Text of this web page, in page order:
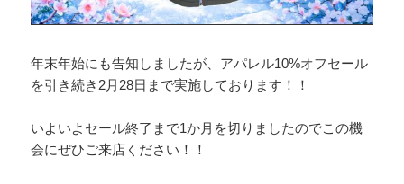
年末年始にも告知しましたが、アパレル10%オフセール
を引き続き2月28日まで実施しております！！
いよいよセール終了まで1か月を切りましたのでこの機
会にぜひご来店ください！！